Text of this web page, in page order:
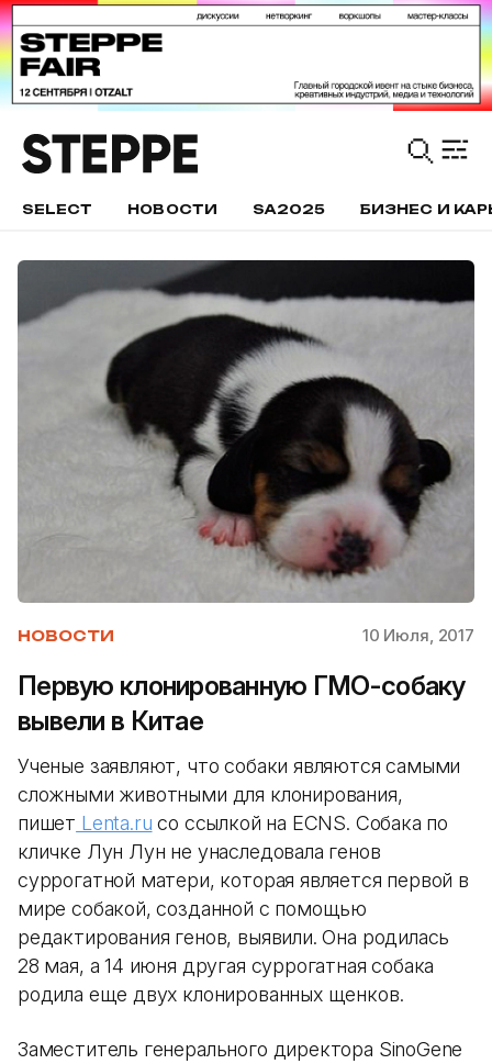
SELECT НОВОСТИ SA2025 БИЗНЕС И
НОВОСТИ 10 Июля, 2017
Первую клонированную ГМО-собаку
вывели в Китае
Ученые заявляют, что собаки являются самыми
сложными животными для клонирования,
пишет Lenta.ru со ссылкой на ECNS. Собака по
кличке Лун Лун не унаследовала генов
суррогатной матери, которая является первой в
мире собакой, созданной с помощью
редактирования генов, выявили. Она родилась
28 мая, а 14 июня другая суррогатная собака
родила еще двух клонированных щенков.
Заместитель генерального директора SinoGene